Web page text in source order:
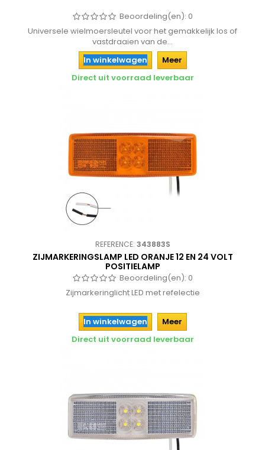
Beoordeling(en): 0
Universele wielmoersleutel voor het gemakkelijk los of
vastdraaien van de...
In winkelwagen
Meer
Direct uit voorraad leverbaar
REFERENCE: 343883S
ZIJMARKERINGSLAMP LED ORANJE 12 EN 24 VOLT
POSITIELAMP
Beoordeling(en): 0
Zijmarkeringlicht LED met refelectie
In winkelwagen
Meer
Direct uit voorraad leverbaar